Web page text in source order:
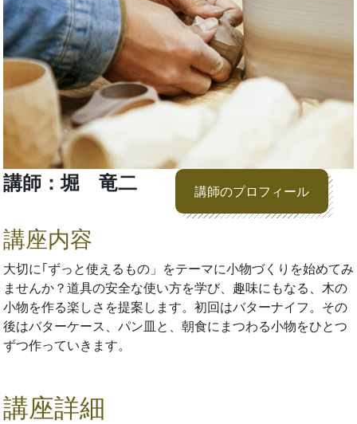
講師：堀 竜二 講師のプロフィール
講座内容
大切に｢ずっと使えるもの」をテーマに小物づくりを始めてみ
ませんか？道具の安全な使い方を学び、趣味にもなる、木の
小物を作る楽しさを提案します。初回はバターナイフ。その
後はバターケース、パン皿と、朝食にまつわる小物をひとつ
ずつ作っていきます。
講座詳細